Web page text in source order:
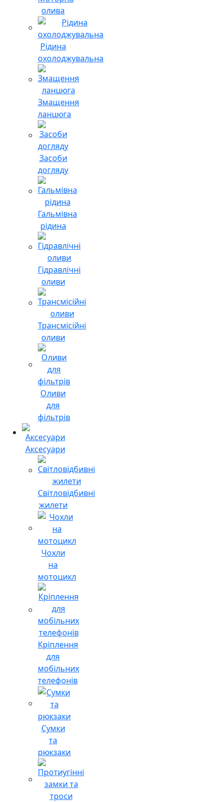
олива
Рідина
охолоджувальна
Змащення
ланцюга
Засоби
догляду
Гальмівна
рідина
Гідравлічні
оливи
Трансмісійні
оливи
Оливи
для
фільтрів
Аксесуари
Світловідбивні
жилети
Чохли
на
мотоцикл
Кріплення
для
мобільних
телефонів
Сумки
та
рюкзаки